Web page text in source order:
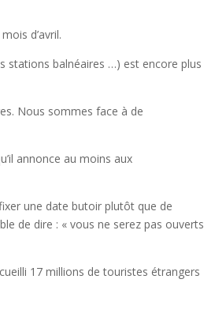
d’avril.
stations balnéaires …) est encore plus
Nous sommes face à de
annonce au moins aux
une date butoir plutôt que de
de dire : « vous ne serez pas ouverts
17 millions de touristes étrangers